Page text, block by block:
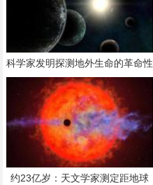
科学家发明探测地外生命的革命性
新方法
约23亿岁：天文学家测定距地球